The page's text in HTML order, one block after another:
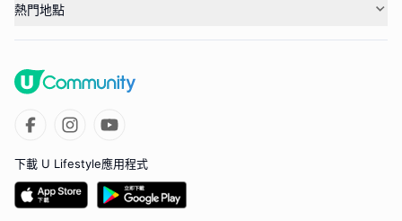
熱門地點
下載 U Lifestyle應用程式